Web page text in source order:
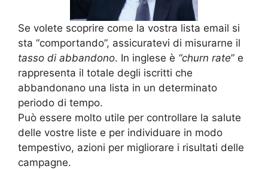
Se volete scoprire come la vostra lista email si
sta “comportando”, assicuratevi di misurarne il
tasso di abbandono. In inglese è “churn rate” e
rappresenta il totale degli iscritti che
abbandonano una lista in un determinato
periodo di tempo.
Può essere molto utile per controllare la salute
delle vostre liste e per individuare in modo
tempestivo, azioni per migliorare i risultati delle
campagne.